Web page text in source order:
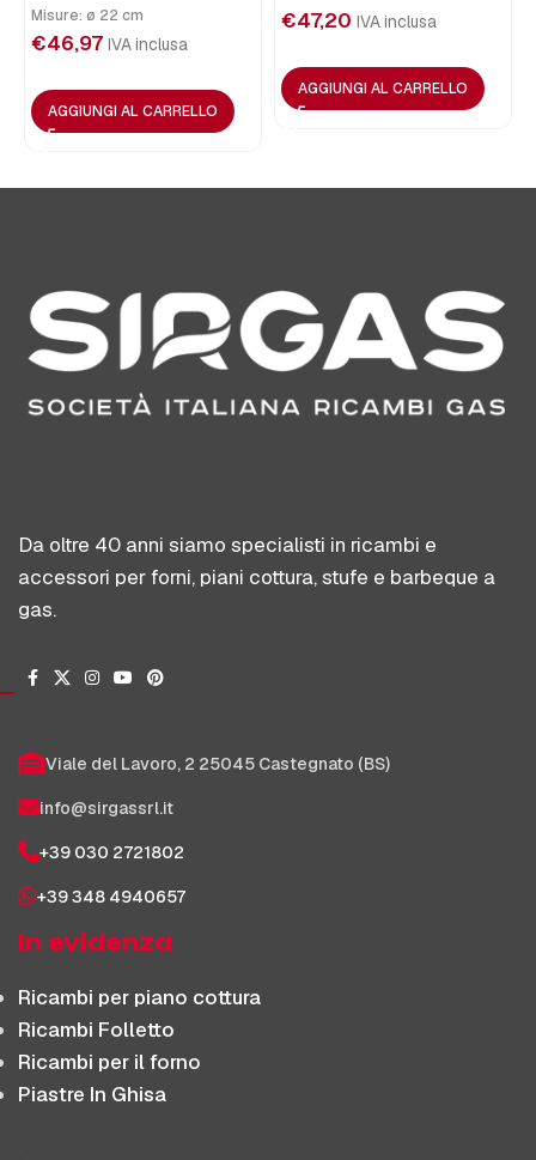
Misure: ø 22 cm
€46,97 IVA inclusa
AGGIUNGI AL CARRELLO
€47,20 IVA inclusa
AGGIUNGI AL CARRELLO
Da oltre 40 anni siamo specialisti in ricambi e
accessori per forni, piani cottura, stufe e barbeque a
gas.
Viale del Lavoro, 2 25045 Castegnato (BS)
info@sirgassrl.it
+39 030 2721802
+39 348 4940657
In evidenza
Ricambi per piano cottura
Ricambi Folletto
Ricambi per il forno
Piastre In Ghisa